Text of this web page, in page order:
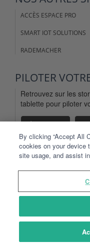
ACCÈS ESPACE PRO
SMART IOT SOLUTIONS
RADEMACHER
PILOTER
Retrouvez sur les
tablette pour piloter
By clicking “Accept All
cookies on your device
site usage, and assist